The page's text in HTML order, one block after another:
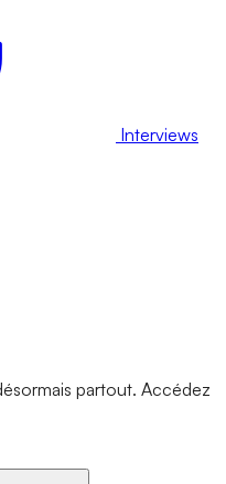
Interviews
partout. Accédez